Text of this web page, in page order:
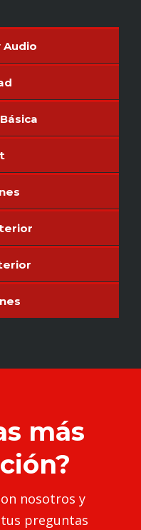
Audio
más
nosotros y
preguntas